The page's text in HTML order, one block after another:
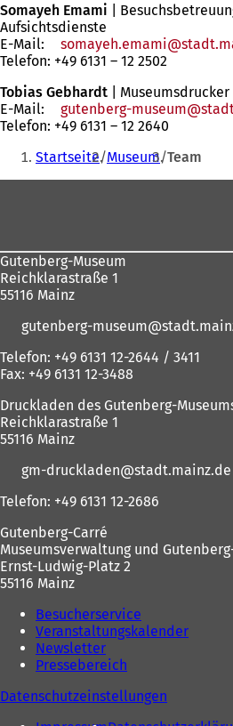
Somayeh Emami |
Aufsichtsdienste
E-Mail:
somayeh.emami
Telefon: +49 6131 – 12 2502
Tobias Gebhardt | Museumsdrucker
E-Mail:
gutenberg-museum
Telefon: +49 6131 – 12 2640
Sie
befinden
Startseite Museum Team
Gutenberg-Museum
Reichklarastraße 1
55116 Mainz
gutenberg-museum
Telefon: +49 6131 12-2644 / 3411
Fax: +49 6131 12-3488
Druckladen des Gutenberg-
Reichklarastraße 1
55116 Mainz
gm-druckladen
stadt.mainz de
Telefon: +49 6131 12-2686
Gutenberg-Carré
Museumsverwaltung und
Ernst-Ludwig-Platz 2
55116 Mainz
Besucherservice
Veranstaltungskalender
Newsletter
Pressebereich
Datenschutzeinstellungen